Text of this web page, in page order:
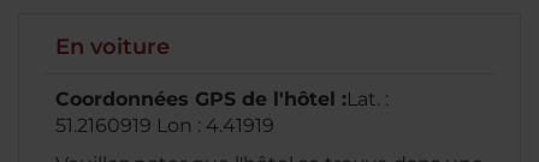
En voiture
Coordonnées GPS de l'hôtel :Lat. :
51.2160919 Lon : 4.41919